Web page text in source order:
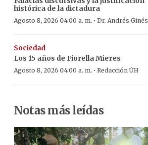
histórica de la dictadura
Agosto 8, 2026 04:00 a. m. · Dr. Andrés Ginés
Sociedad
Los 15 años de Fiorella Mieres
Agosto 8, 2026 04:00 a. m. · Redacción ÚH
Notas más leídas